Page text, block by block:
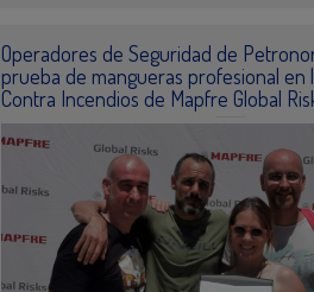
Operadores de Seguridad de
prueba de mangueras profesional en
Contra Incendios de Mapfre Global